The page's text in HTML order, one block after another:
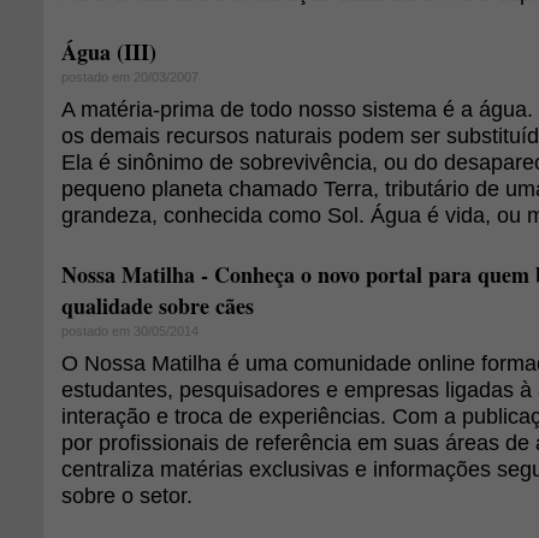
Água (III)
postado em 20/03/2007
A matéria-prima de todo nosso sistema é a
os demais recursos naturais podem ser
Ela é sinônimo de sobrevivência, ou do
pequeno planeta chamado Terra, tributário de
grandeza, conhecida como Sol. Água é vida, ou
Nossa Matilha - Conheça o novo portal para quem
qualidade sobre cães
postado em 30/05/2014
O Nossa Matilha é uma comunidade online
estudantes, pesquisadores e empresas ligadas
interação e troca de experiências. Com a
por profissionais de referência em suas áreas de
centraliza matérias exclusivas e informações
sobre o setor.